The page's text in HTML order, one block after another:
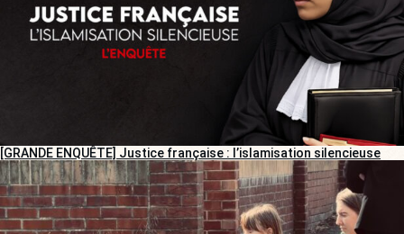
[GRANDE ENQUÊTE] Justice française : l’islamisation silencieuse